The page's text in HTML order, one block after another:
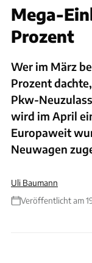
Mega-
Prozent
Wer im März
Prozent
Pkw-
wird im April
Europaweit
Neuwagen
Uli Baumann
Veröffentlicht am